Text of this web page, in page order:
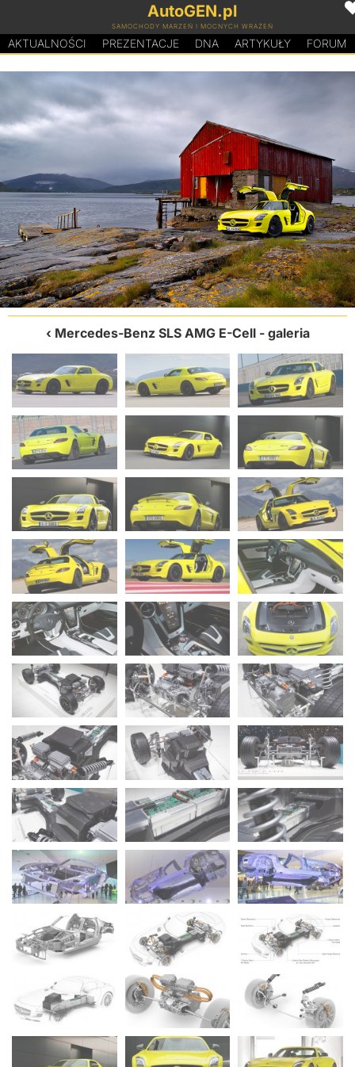
AutoGEN.pl
SAMOCHODY MARZEŃ I MOCNYCH WRAŻEŃ
AKTUALNOŚCI PREZENTACJE DNA ARTYKUŁY FORUM
Mercedes-Benz SLS AMG E-Cell- galeria